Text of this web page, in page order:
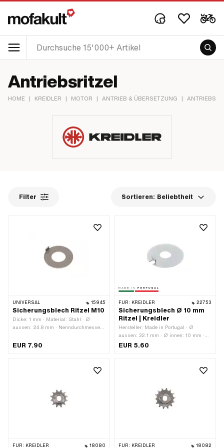
Antriebsritzel
HOME | KREIDLER | MOTOR | ANTRIEB & ÜBERSETZUNG |
Filter Sortieren: Beliebtheit
UNIVERSAL 15945
Sicherungsblech Ritzel M10
Dicke: 1 mm · Material: Stahl · Ø
aussen: 24.8 mm · Nenndurchmesser
Anzahl Lappen: 1 Stk. ·
EUR 7.90
FÜR: KREIDLER 22753
Sicherungsblech Ø 10 mm
Ritzel | Kreidler
Hersteller: Made in Portugal · Ø
aussen: 32.1 mm · Ø innen: 10 mm ·
Anzahl Lappen: 1 Stk. · Gesamtlänge:
EUR 5.60
FÜR: KREIDLER 18080 FÜR: KREIDLER 18082